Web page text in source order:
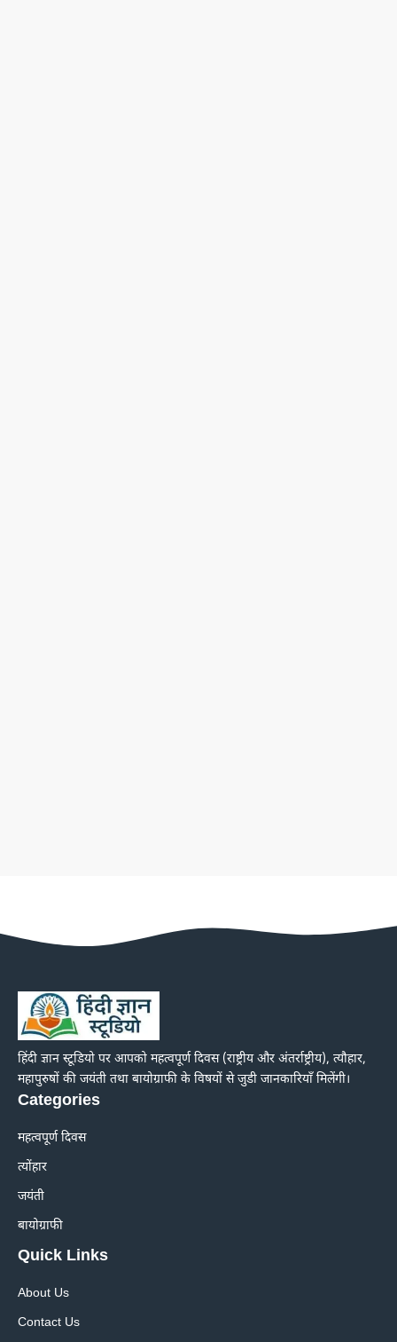
हिंदी ज्ञान स्टूडियो पर आपको महत्वपूर्ण दिवस (राष्ट्रीय और अंतर्राष्ट्रीय), त्यौहार,
महापुरुषों की जयंती तथा बायोग्राफी के विषयों से जुडी जानकारियाँ मिलेंगी।
Categories
महत्वपूर्ण दिवस
त्योंहार
जयंती
बायोग्राफी
Quick Links
About Us
Contact Us